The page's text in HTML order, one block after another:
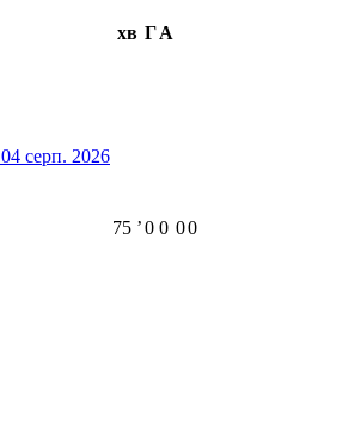
хв ГА
04 серп. 2026
75 ʼ0 0 00